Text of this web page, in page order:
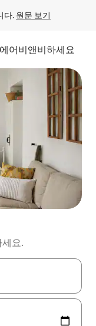
다. 원문 보기
어비앤비하세요
요.
거나 터치 또는 스와이